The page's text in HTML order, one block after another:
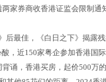
家券商收香港证监会限制
最佳，《白日之下》揭露
，近150家粤企参加香港国
诵，香港买房，起价500万